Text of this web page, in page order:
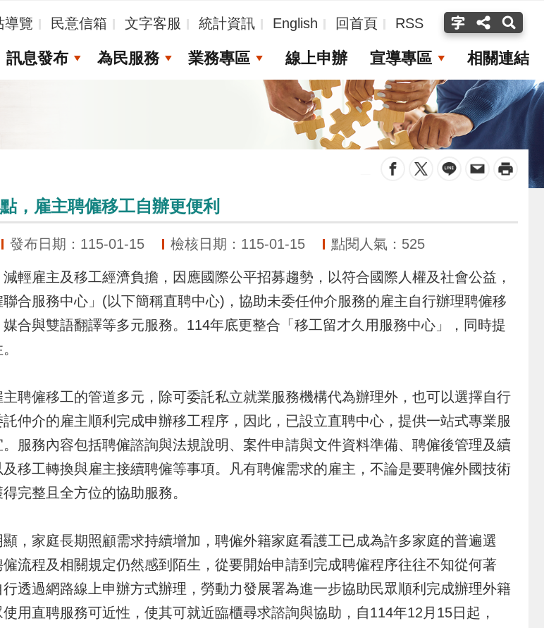
導覽 民意信箱 文字客服 統計資訊 English 回首頁 RSS
訊息發布 為民服務 業務專區 線上申辦 宣導專區 相關連結
，雇主聘僱移工自辦更便利
發布日期：115-01-15 檢核日期：115-01-15 點閱人氣：525
雇主及移工經濟負擔，因應國際公平招募趨勢，以符合國際人權及社會公益，
合服務中心」(以下簡稱直聘中心)，協助未委任仲介服務的雇主自行辦理聘僱移
合與雙語翻譯等多元服務。114年底更整合「移工留才久用服務中心」，同時提
僱移工的管道多元，除可委託私立就業服務機構代為辦理外，也可以選擇自行
仲介的雇主順利完成申辦移工程序，因此，已設立直聘中心，提供一站式專業服
服務內容包括聘僱諮詢與法規說明、案件申請與文件資料準備、聘僱後管理及續
移工轉換與雇主接續聘僱等事項。凡有聘僱需求的雇主，不論是要聘僱外國技術
完整且全方位的協助服務。
家庭長期照顧需求持續增加，聘僱外籍家庭看護工已成為許多家庭的普遍選
流程及相關規定仍然感到陌生，從要開始申請到完成聘僱程序往往不知從何著
透過網路線上申辦方式辦理，勞動力發展署為進一步協助民眾順利完成辦理外籍
用直聘服務可近性，使其可就近臨櫃尋求諮詢與協助，自114年12月15日起，